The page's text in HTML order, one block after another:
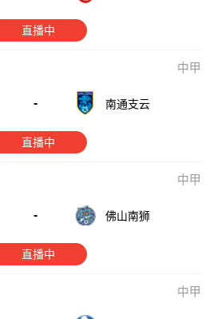
直播中
中甲
- 南通支云
直播中
中甲
- 佛山南狮
直播中
中甲